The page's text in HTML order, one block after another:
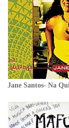
Jane Santos- Na